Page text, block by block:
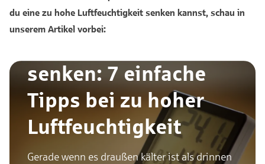
du eine zu hohe Luftfeuchtigkeit senken kannst, schau in
unserem Artikel vorbei:
senken: 7 einfache
Tipps bei zu hoher
Luftfeuchtigkeit
Gerade wenn es draußen kälter ist als drinnen